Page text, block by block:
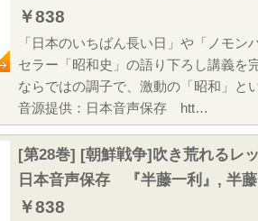
￥838
「日本のいちばん長い日」や「ノモ
セラー「昭和史」の語り下ろし講義を
ならではの調子で、激動の「昭和」
音源提供：日本音声保存 htt…
[第28巻] [朝鮮戦争]吹き荒れるレ
日本音声保存 『半藤一利』, 半
￥838